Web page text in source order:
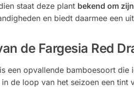
staat deze plant bekend om
en biedt daarmee een
de Fargesia Red
een opvallende bamboesoort
de loop van het seizoen een